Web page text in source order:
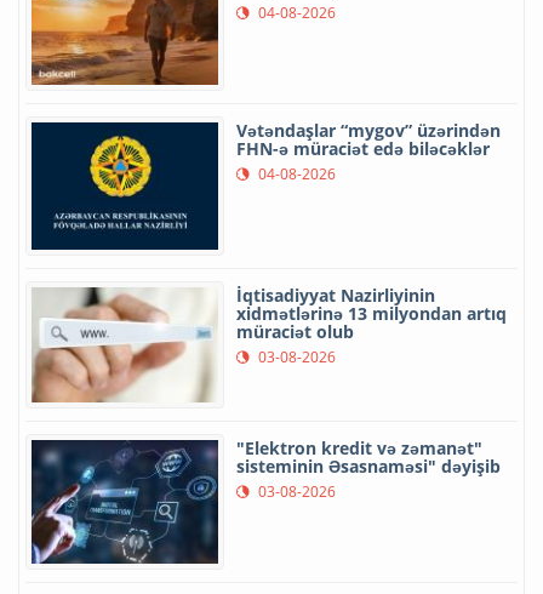
04-08-2026
Vətəndaşlar “mygov” üzərindən
FHN-ə müraciət edə biləcəklər
04-08-2026
İqtisadiyyat Nazirliyinin
xidmətlərinə 13 milyondan artıq
müraciət olub
03-08-2026
"Elektron kredit və zəmanət"
sisteminin Əsasnaməsi" dəyişib
03-08-2026